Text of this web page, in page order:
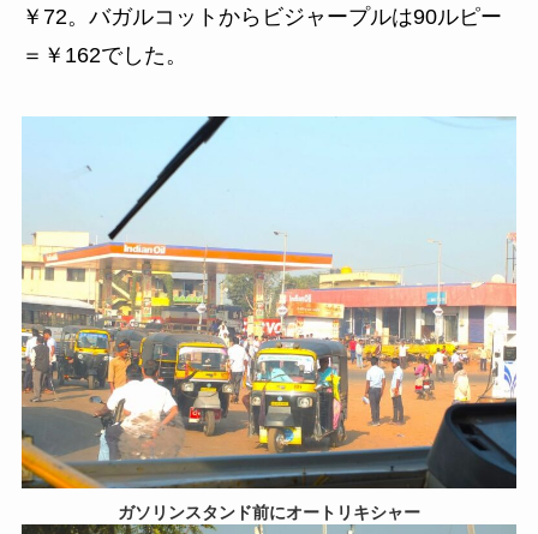
￥72。バガルコットからビジャープルは90ルピー
＝￥162でした。
ガソリンスタンド前にオートリキシャー